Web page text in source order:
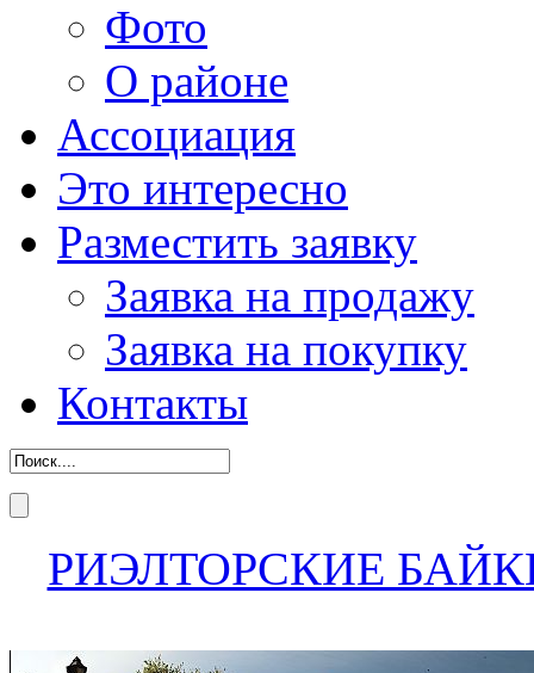
Фото
О районе
Ассоциация
Это интересно
Разместить заявку
Заявка на продажу
Заявка на покупку
Контакты
РИЭЛТОРСКИЕ